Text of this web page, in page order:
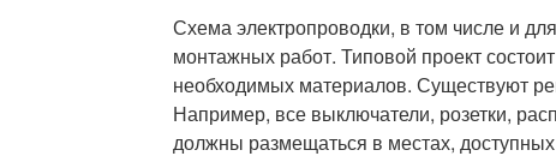
Схема электропроводки, в том числе и
монтажных работ. Типовой проект
необходимых материалов. Существуют
Например, все выключатели, розетки,
должны размещаться в местах,